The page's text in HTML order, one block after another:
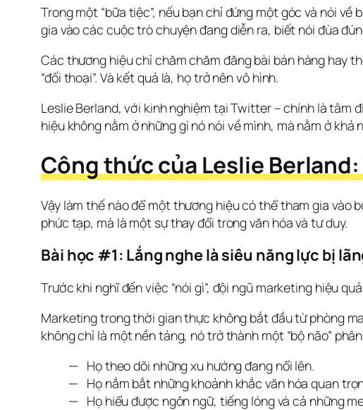
Trong một “bữa tiệc”, nếu bạn chỉ đứng một góc và nói
gia vào các cuộc trò chuyện đang diễn ra, biết nói đùa
Các thương hiệu chỉ chăm chăm đăng bài bán hàng hay
“đối thoại”. Và kết quả là, họ trở nên vô hình.
Leslie Berland, với kinh nghiệm tại Twitter – chính là tâm
hiệu không nằm ở những gì nó nói về mình, mà nằm ở
Công thức của Leslie
Vậy làm thế nào để một thương hiệu có thể tham gia vào
phức tạp, mà là một sự thay đổi trong văn hóa và tư duy.
Bài học #1: Lắng nghe là siêu năng lực bị
Trước khi nghĩ đến việc “nói gì”, đội ngũ marketing hiệu
Marketing trong thời gian thực không bắt đầu từ phòng
không chỉ là một nền tảng, nó trở thành một “bộ não”
Họ theo dõi những xu hướng đang nổi lên.
Họ nắm bắt những khoảnh khắc văn hóa quan
Họ hiểu được ngôn ngữ, tiếng lóng và cả những